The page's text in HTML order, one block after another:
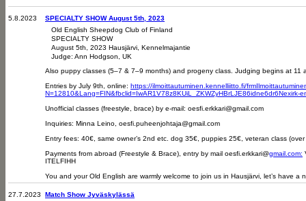
5.8.2023
SPECIALTY SHOW August 5th, 2023
Old English Sheepdog Club of Finland
SPECIALTY SHOW
August 5th, 2023 Hausjärvi, Kennelmajantie
Judge: Ann Hodgson, UK
Also puppy classes (5–7 & 7–9 months) and progeny class. Judging begins at 11
Entries by July 9th, online: https://ilmoittautuminen.kennelliitto.fi/
N=12810&Lang=FIN&fbclid=IwAR1V78z8KUiL_ZKWZyHBrLJE86idne6dr6Nexirk-
Unofficial classes (freestyle, brace) by e-mail: oesfi.erkkari@gmail.com
Inquiries: Minna Leino, oesfi.puheenjohtaja@gmail.com
Entry fees: 40€, same owner’s 2nd etc. dog 35€, puppies 25€, veteran class
Payments from abroad (Freestyle & Brace), entry by mail oesfi.erkkari@gmail.com:
ITELFIHH
You and your Old English are warmly welcome to join us in Hausjärvi, let’s have a
27.7.2023
Match Show Jyväskylässä